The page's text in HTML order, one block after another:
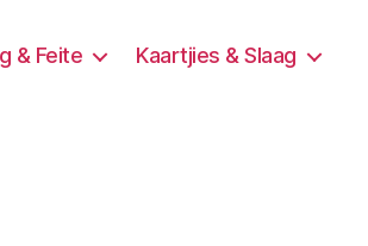
& Feite Kaartjies & Slaag